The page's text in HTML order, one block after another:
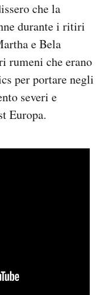
che la
durante i ritiri
e Bela
rumeni che erano
per portare negli
severi e
Europa.